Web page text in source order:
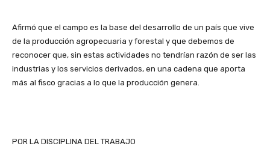
Afirmó que el campo es la base del desarrollo de un país que vive
de la producción agropecuaria y forestal y que debemos de
reconocer que, sin estas actividades no tendrían razón de ser las
industrias y los servicios derivados, en una cadena que aporta
más al fisco gracias a lo que la producción genera.
POR LA DISCIPLINA DEL TRABAJO